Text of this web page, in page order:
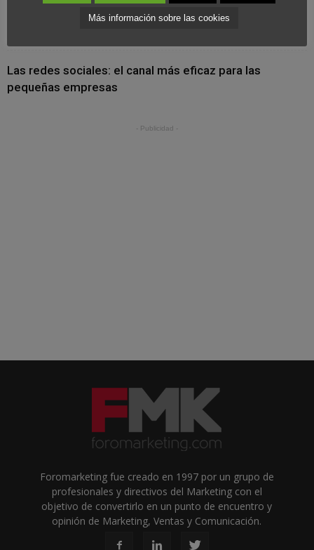
La metamorfosis del comercio minorista
Las redes sociales: el canal más eficaz para las
pequeñas empresas
- Publicidad -
Foromarketing fue creado en 1997 por un grupo de
profesionales y directivos del Marketing con el
objetivo de convertirlo en un punto de encuentro y
opinión de Marketing, Ventas y Comunicación.
Más información sobre las cookies